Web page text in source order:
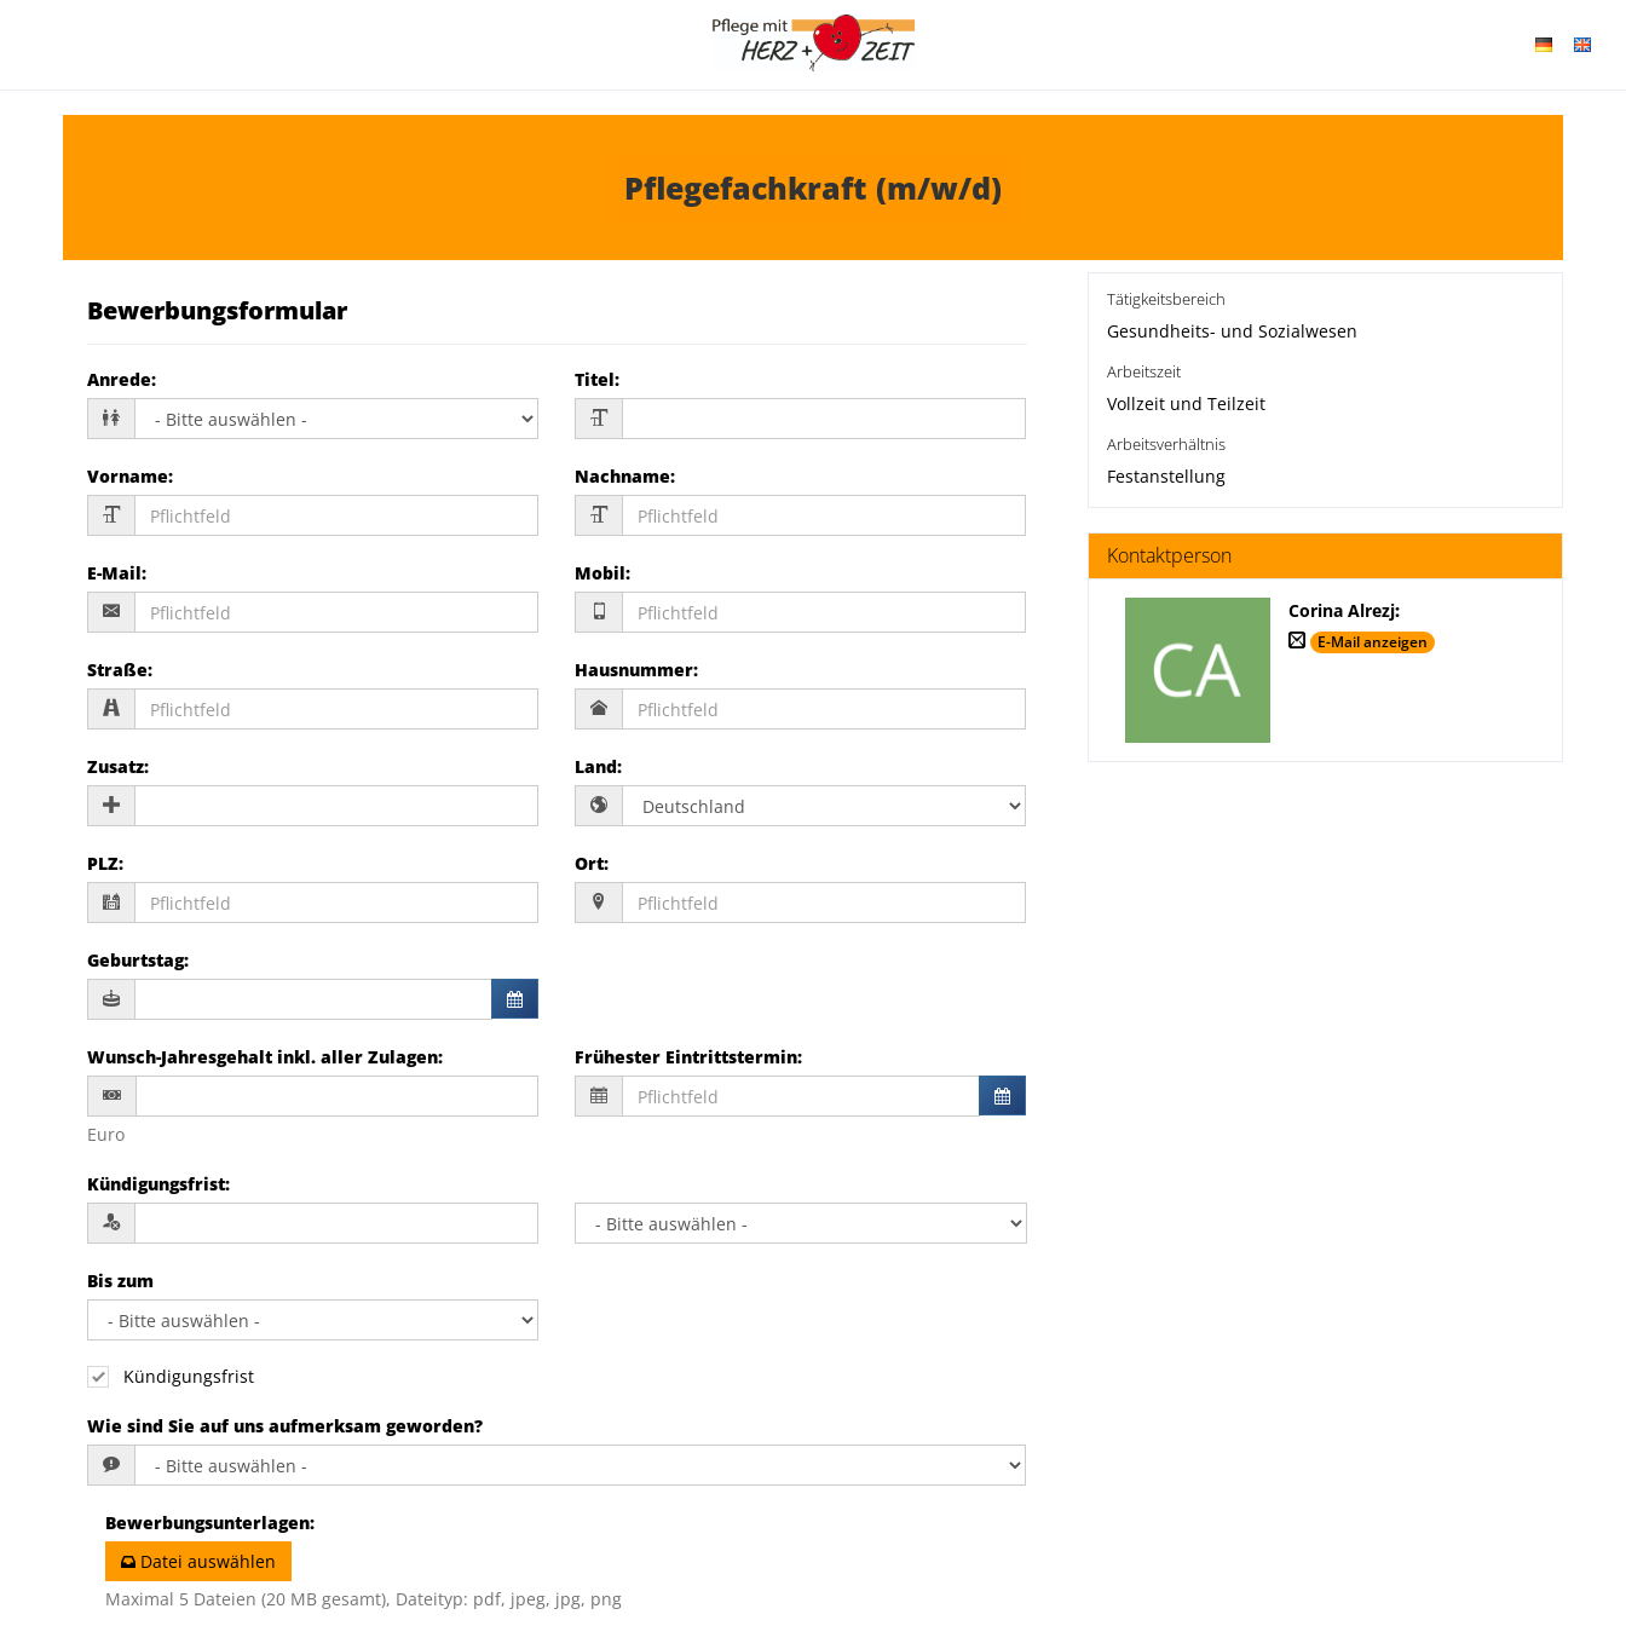
Pflegefachkraft (m/w/d)
Bewerbungsformular
Anrede: Titel:
Vorname: Nachname:
E-Mail: Mobil:
Straße: Hausnummer:
Zusatz: Land:
PLZ: Ort:
Geburtstag:
Wunsch-Jahresgehalt inkl. aller Zulagen:
Euro
Frühester Eintrittstermin:
Kündigungsfrist:
Bis zum
Kündigungsfrist
Wie sind Sie auf uns aufmerksam geworden?
Bewerbungsunterlagen:
Datei auswählen
Maximal 5 Dateien (20 MB gesamt), Dateityp: pdf, jpeg, jpg, png
Tätigkeitsbereich
Gesundheits- und Sozialwesen
Arbeitszeit
Vollzeit und Teilzeit
Arbeitsverhältnis
Festanstellung
Kontaktperson
Corina Alrezj:
E-Mail anzeigen